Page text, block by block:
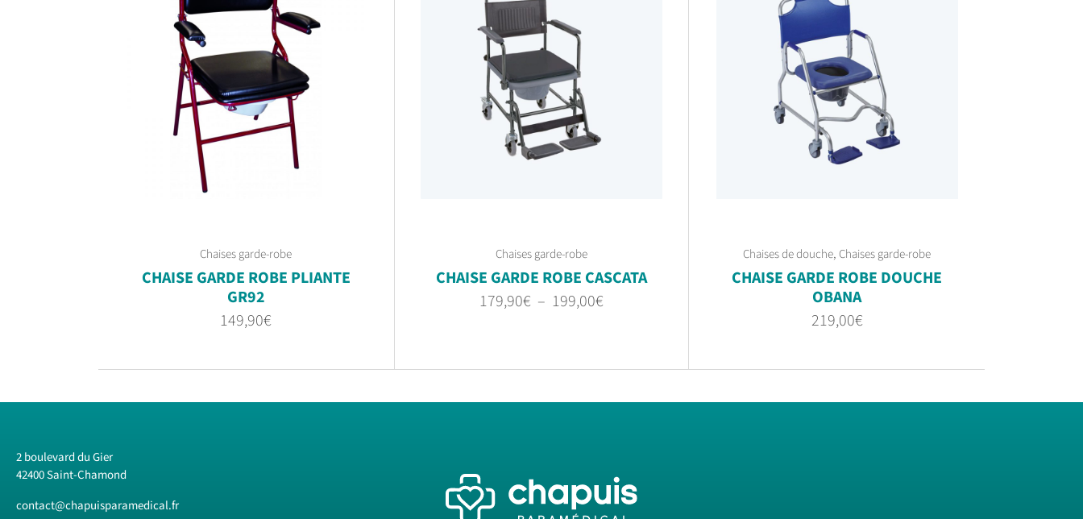
Chaises garde-robe
CHAISE GARDE ROBE PLIANTE
GR92
149,90€
Chaises garde-robe
CHAISE GARDE ROBE CASCATA
179,90€ – 199,00€
Chaises de douche, Chaises garde-robe
CHAISE GARDE ROBE DOUCHE
OBANA
219,00€
2 boulevard du Gier
42400 Saint-Chamond
contact@chapuisparamedical.fr